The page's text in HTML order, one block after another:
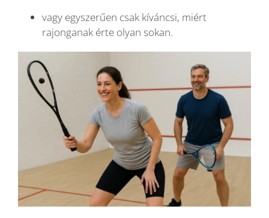
vagy egyszerűen csak kíváncsi, miért
rajonganak érte olyan sokan.